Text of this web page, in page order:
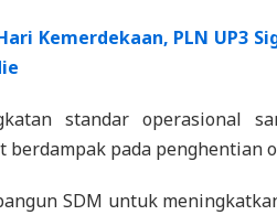
Kemerdekaan, PLN UP3
standar operasional
berdampak pada penghentian
SDM untuk